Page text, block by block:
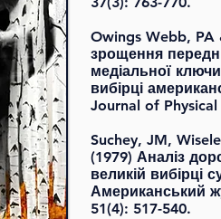
Owings Webb, PA
зрощення
медіальної
вибірці
Journal of
Suchey, JM,
(1979) Аналіз
великій вибірці
Американський
51(4): 517-540.